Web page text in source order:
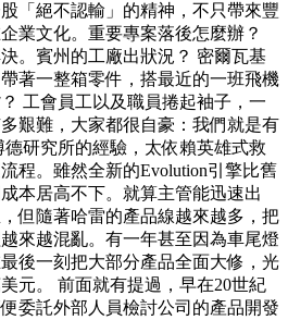
「絕不認輸」的精神，不只帶來豐
業文化。重要專案落後怎麼辦？
。賓州的工廠出狀況？ 密爾瓦基
著一整箱零件，搭最近的一班飛機
工會員工以及職員捲起袖子，一
艱難，大家都很自豪：我們就是有
研究所的經驗，太依賴英雄式救
程。雖然全新的Evolution引擎比舊
本居高不下。就算主管能迅速出
但隨著哈雷的產品線越來越多，把
來越混亂。有一年甚至因為車尾燈
後一刻把大部分產品全面大修，光
元。 前面就有提過，早在20世紀
委託外部人員檢討公司的產品開發